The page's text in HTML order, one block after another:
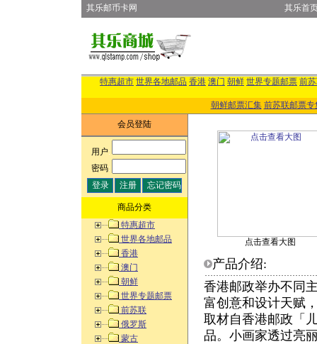
其乐邮币卡网 其乐首
特惠超市 世界各地邮品 香港 澳门 朝鲜 世界专题邮票 前
朝鲜邮票汇集 前苏联邮票专
会员登陆
用户:
密码:
商品分类
特惠超市
世界各地邮品
香港
澳门
朝鲜
世界专题邮票
前苏联
俄罗斯
蒙古
点击查看大图
产品介绍:
香港邮政举办不同
富创意和设计天赋
取材自香港邮政「
品。小画家透过亮